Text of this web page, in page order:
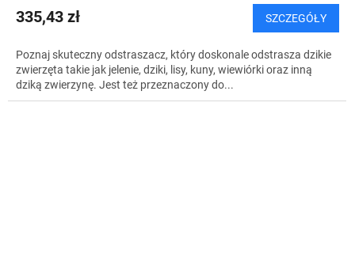
335,43 zł SZCZEGÓŁY
Poznaj skuteczny odstraszacz, który doskonale odstrasza dzikie
zwierzęta takie jak jelenie, dziki, lisy, kuny, wiewiórki oraz inną
dziką zwierzynę. Jest też przeznaczony do...